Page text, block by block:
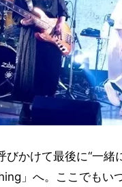
びかけて最後に“一
」へ。ここでもい